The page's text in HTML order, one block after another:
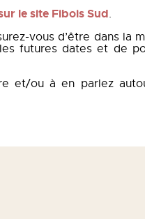
le site Fibois Sud.
vous d’être dans la
futures dates et de
et/ou à en parlez